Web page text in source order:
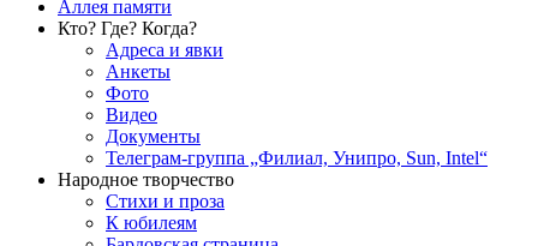
Аллея памяти
Кто? Где? Когда?
Адреса и явки
Анкеты
Фото
Видео
Документы
Телеграм-группа „Филиал, Унипро, Sun, Intel“
Народное творчество
Стихи и проза
К юбилеям